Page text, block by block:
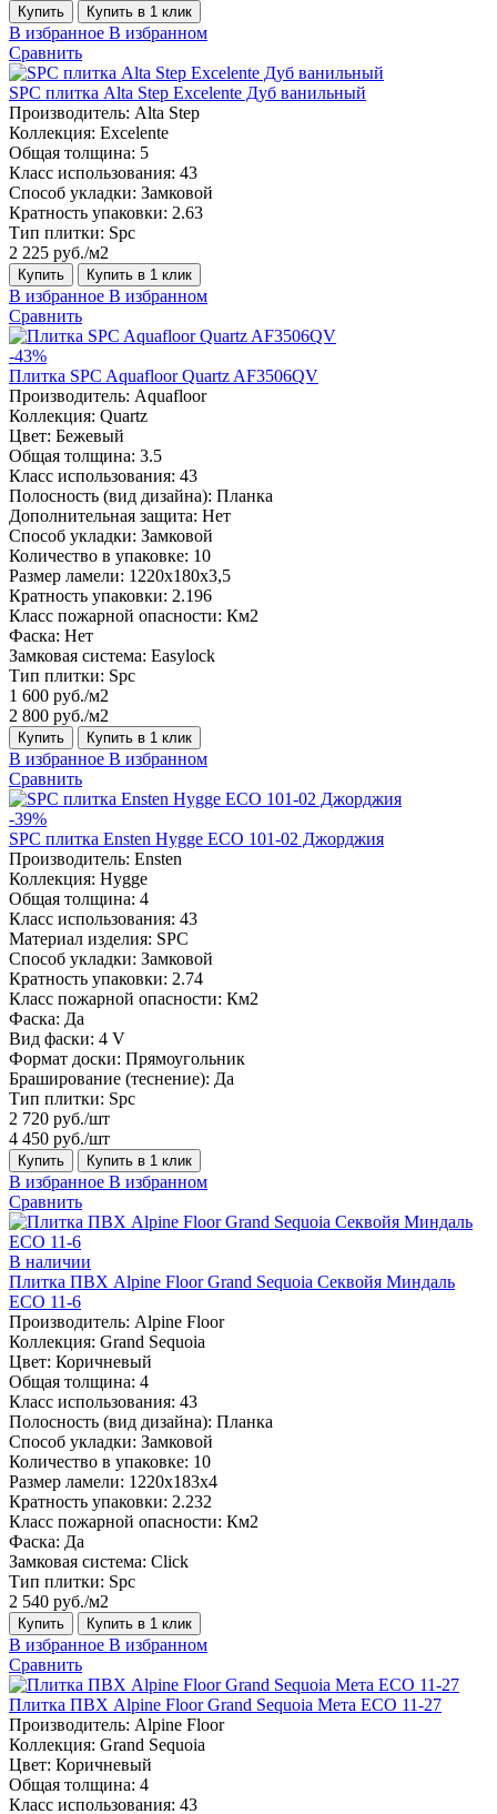
Купить Купить в 1 клик
В избранное В избранном
Сравнить
SPC плитка Alta Step Excelente Дуб ванильный
Производитель: Alta Step
Коллекция: Excelente
Общая толщина: 5
Класс использования: 43
Способ укладки: Замковой
Кратность упаковки: 2.63
Тип плитки: Spc
2 225 руб./м2
Купить Купить в 1 клик
В избранное В избранном
Сравнить
-43%
Плитка SPC Aquafloor Quartz AF3506QV
Производитель: Aquafloor
Коллекция: Quartz
Цвет: Бежевый
Общая толщина: 3.5
Класс использования: 43
Полосность (вид дизайна): Планка
Дополнительная защита: Нет
Способ укладки: Замковой
Количество в упаковке: 10
Размер ламели: 1220х180х3,5
Кратность упаковки: 2.196
Класс пожарной опасности: Км2
Фаска: Нет
Замковая система: Easylock
Тип плитки: Spc
1 600 руб./м2
2 800 руб./м2
Купить Купить в 1 клик
В избранное В избранном
Сравнить
-39%
SPC плитка Ensten Hygge ECO 101-02 Джорджия
Производитель: Ensten
Коллекция: Hygge
Общая толщина: 4
Класс использования: 43
Материал изделия: SPC
Способ укладки: Замковой
Кратность упаковки: 2.74
Класс пожарной опасности: Км2
Фаска: Да
Вид фаски: 4 V
Формат доски: Прямоугольник
Браширование (теснение): Да
Тип плитки: Spc
2 720 руб./шт
4 450 руб./шт
Купить Купить в 1 клик
В избранное В избранном
Сравнить
В наличии
Плитка ПВХ Alpine Floor Grand Sequoia Секвойя Миндаль
ECO 11-6
Производитель: Alpine Floor
Коллекция: Grand Sequoia
Цвет: Коричневый
Общая толщина: 4
Класс использования: 43
Полосность (вид дизайна): Планка
Способ укладки: Замковой
Количество в упаковке: 10
Размер ламели: 1220х183х4
Кратность упаковки: 2.232
Класс пожарной опасности: Км2
Фаска: Да
Замковая система: Click
Тип плитки: Spc
2 540 руб./м2
Купить Купить в 1 клик
В избранное В избранном
Сравнить
Плитка ПВХ Alpine Floor Grand Sequoia Мета ECO 11-27
Производитель: Alpine Floor
Коллекция: Grand Sequoia
Цвет: Коричневый
Общая толщина: 4
Класс использования: 43